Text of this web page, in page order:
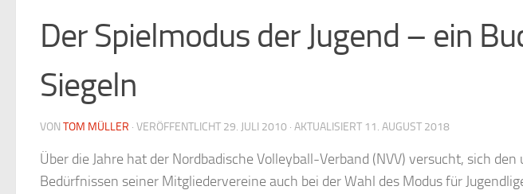
Der Spielmodus der Jugend – ein
Siegeln
VON TOM MÜLLER · VERÖFFENTLICHT 29. JULI 2010 · AKTUALISIERT 11. AUGUST 2018
Über die Jahre hat der Nordbadische Volleyball-Verband (NVV) versucht, sich
Bedürfnissen seiner Mitgliedervereine auch bei der Wahl des Modus für